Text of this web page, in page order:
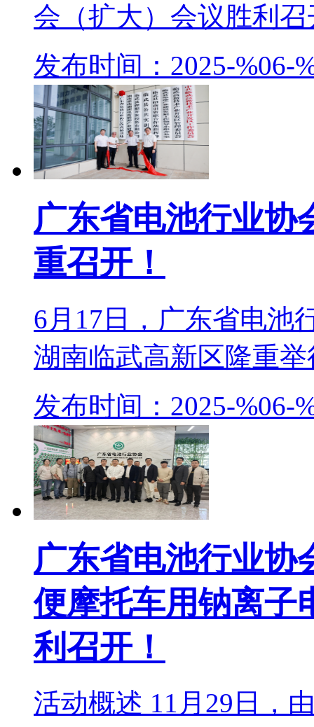
会（扩大）会议胜利
发布时间：2025-%06-
广东省电池行业协
重召开！
6月17日，广东省电池
湖南临武高新区隆重举
发布时间：2025-%06-
广东省电池行业协
便摩托车用钠离子
利召开！
活动概述 11月29日，